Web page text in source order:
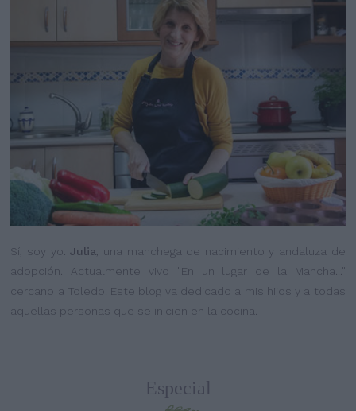
Sí, soy yo.Julia , una manchega de nacimiento y andaluza de
adopción. Actualmente vivo "En un lugar de la Mancha..."
cercano a Toledo. Este blog va dedicado a mis hijos y a todas
aquellas personas que se inicien en la cocina.
Especial